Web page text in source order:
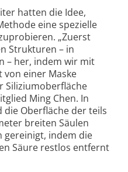
hatten die Idee,
eine spezielle
„Zuerst
Strukturen – in
– her, indem wir mit
von einer Maske
Silizium­ober­fläche
Ming Chen. In
Oberfläche der teils
breiten Säulen
gereinigt, indem die
Säure restlos entfernt